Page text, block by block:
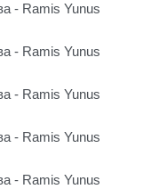
- Ramis Yunus
- Ramis Yunus
- Ramis Yunus
- Ramis Yunus
- Ramis Yunus